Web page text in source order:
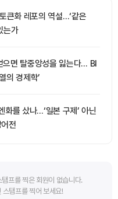
큰화 레포의 역설…‘같은
는가
으면 탈중앙성을 잃는다… BI
의 경제학’
화를 샀나…‘일본 구제’ 아닌
전
탬프를 찍은 회원이 없습니다.
스탬프를 찍어 보세요!